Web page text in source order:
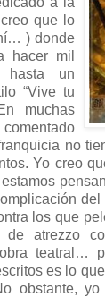
que lo
) donde
hacer mil
hasta un
“Vive tu
muchas
no
Yo creo
del
los que
de atrezzo
teatral…
es lo
obstante, yo